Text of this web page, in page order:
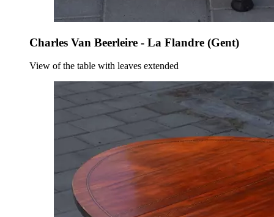
Charles Van Beerleire - La Flandre (Gent)
View of the table with leaves extended